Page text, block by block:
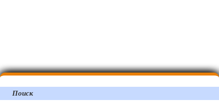
Поиск